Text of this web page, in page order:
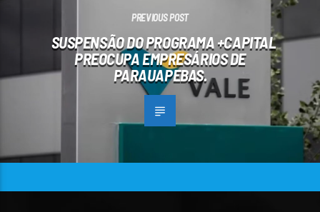
PREVIOUS POST
SUSPENSÃO DO PROGRAMA +CAPITAL
PREOCUPA EMPRESÁRIOS DE
PARAUAPEBAS.